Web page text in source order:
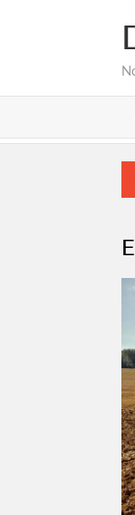
de l’Alta